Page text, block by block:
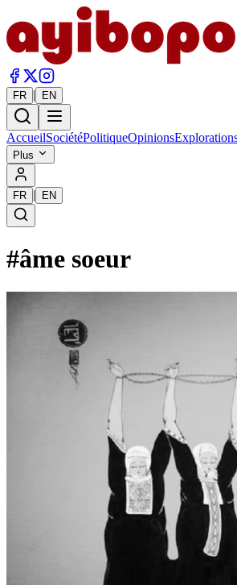
FR | EN
AccueilSociétéPolitiqueOpinions
Plus
FR | EN
#âme soeur